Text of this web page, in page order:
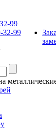
99
32-99